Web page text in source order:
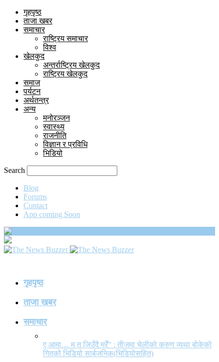
गृहपृष्ठ
ताजा खबर
समाचार
राष्ट्रिय समाचार
विश्व
खेलकुद
अन्तर्राष्ट्रिय खेलकुद
राष्ट्रिय खेलकुद
समाज
पर्यटन
अर्थतन्त्र
अन्य
मनोरञ्जन
स्वास्थ्य
राजनीति
विज्ञान र प्रविधि
भिडियो
Search
Blog
Forums
Contact
App coming Soon
गृहपृष्ठ
ताजा खबर
समाचार
ए आमा… म त जिउँदै मरेँ” : तीजमा चेलीको करुण व्यथा बोकेको
गितको भिडियो सार्बजनिक(भिडियोसहित)